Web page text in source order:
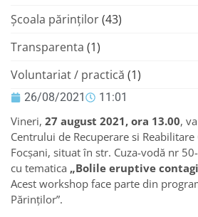
26/08/2021 11:01
Vineri, 27 august 2021, ora 13.00,
Centrului de Recuperare si
Focșani, situat în str. Cuza-vodă nr
cu tematica „Bolile eruptive
Acest workshop face parte din
Părinţilor”.
Şcoala părinţilor(43)
Transparenta (1)
Voluntariat / practică (1)